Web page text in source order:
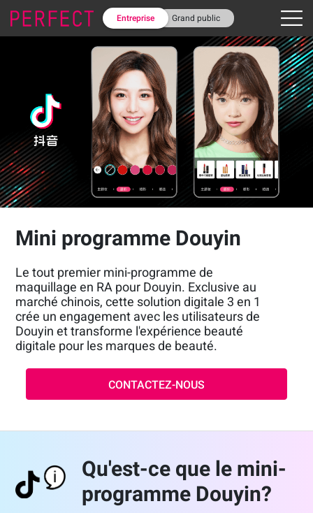
Entreprise Grand public
Mini programme Douyin
Le tout premier mini-programme de
maquillage en RA pour Douyin. Exclusive au
marché chinois, cette solution digitale 3 en 1
crée un engagement avec les utilisateurs de
Douyin et transforme l'expérience beauté
digitale pour les marques de beauté.
CONTACTEZ-NOUS
Qu'est-ce que le mini-
programme Douyin?